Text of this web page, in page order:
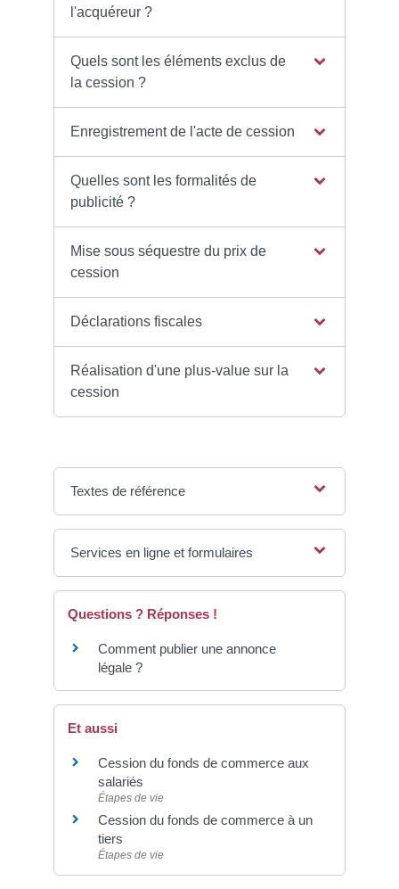
l'acquéreur ?
Quels sont les éléments exclus de
la cession ?
Enregistrement de l'acte de cession
Quelles sont les formalités de
publicité ?
Mise sous séquestre du prix de
cession
Déclarations fiscales
Réalisation d'une plus-value sur la
cession
Textes de référence
Services en ligne et formulaires
Questions ? Réponses !
Comment publier une annonce
légale ?
Et aussi
Cession du fonds de commerce aux
salariés
Étapes de vie
Cession du fonds de commerce à un
tiers
Étapes de vie